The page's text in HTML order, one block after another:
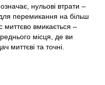
нульові втрати –
перемикання на більш
миттєво вмикається –
місця, де ви
миттєві та точні.